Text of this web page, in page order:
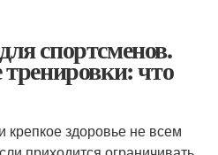
спортсменов.
что
крепкое здоровье не всем